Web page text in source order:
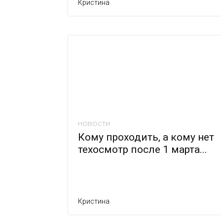
Кристина
НОВОСТИ
Кому проходить, а кому нет
техосмотр после 1 марта...
Кристина